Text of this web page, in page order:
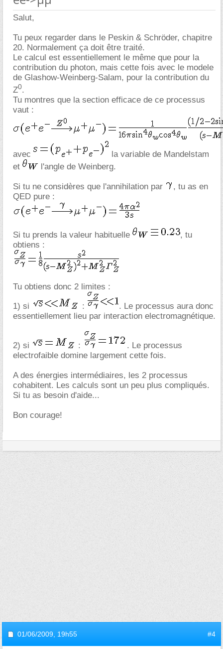
Salut,
Tu peux regarder dans le Peskin & Schröder, chapitre
20. Normalement ça doit être traité.
Le calcul est essentiellement le même que pour la
contribution du photon, mais cette fois avec le modele
de Glashow-Weinberg-Salam, pour la contribution du
Z0.
Tu montres que la section efficace de ce processus
vaut :
avec
la variable de Mandelstam
et
l'angle de Weinberg.
Si tu ne considères que l'annihilation par
, tu as en
QED pure :
Si tu prends la valeur habituelle
, tu
obtiens :
Tu obtiens donc 2 limites :
1) si :
. Le processus aura donc
essentiellement lieu par interaction electromagnétique.
2) si :
. Le processus
electrofaible domine largement cette fois.
A des énergies intermédiaires, les 2 processus
cohabitent. Les calculs sont un peu plus compliqués.
Si tu as besoin d'aide...
Bon courage!
01/06/2009, 19h55 #4